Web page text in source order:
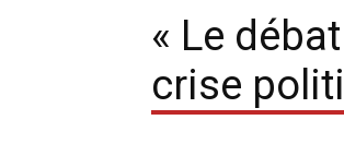
« Le
crise